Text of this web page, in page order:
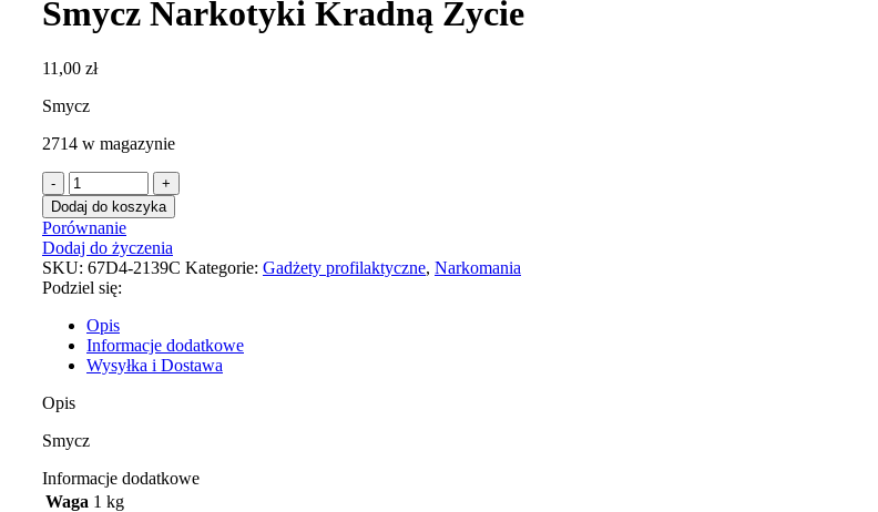
Smycz Narkotyki Kradną Życie
11,00 zł
Smycz
2714 w magazynie
Dodaj do koszyka
Porównanie
Dodaj do życzenia
SKU: 67D4-2139C Kategorie: Gadżety profilaktyczne, Narkomania
Podziel się:
Opis
Informacje dodatkowe
Wysyłka i Dostawa
Opis
Smycz
Informacje dodatkowe
Waga 1 kg